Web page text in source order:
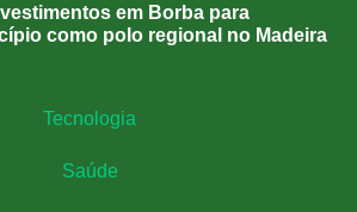
em Borba para
como polo regional no Madeira
Tecnologia
Saúde